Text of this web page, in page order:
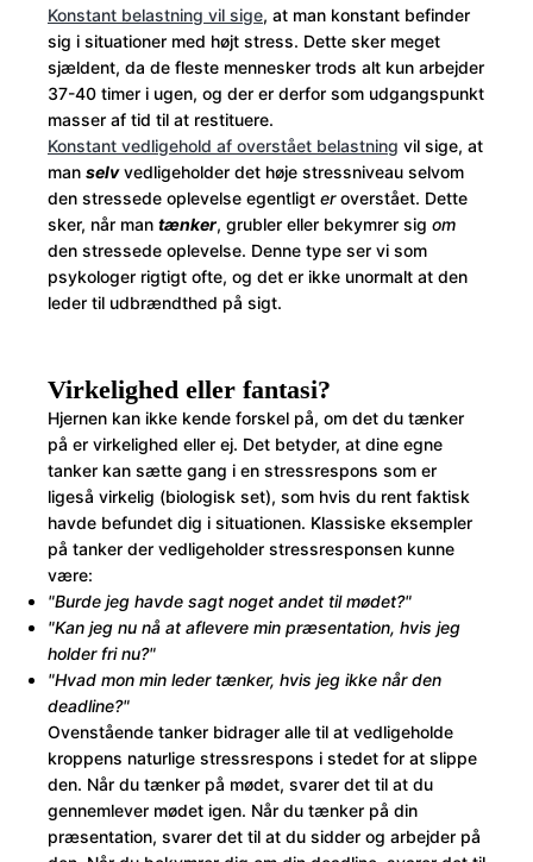
Konstant belastning vil sige, at man konstant befinder
sig i situationer med højt stress. Dette sker meget
sjældent, da de fleste mennesker trods alt kun arbejder
37-40 timer i ugen, og der er derfor som udgangspunkt
masser af tid til at restituere.
Konstant vedligehold af overstået belastning vil sige, at
man selv vedligeholder det høje stressniveau selvom
den stressede oplevelse egentligt eroverstået. Dette
sker, når man tænker, grubler eller bekymrer sig om
den stressede oplevelse. Denne type ser vi som
psykologer rigtigt ofte, og det er ikke unormalt at den
leder til udbrændthed på sigt.
Virkelighed eller fantasi?
Hjernen kan ikke kende forskel på, om det du tænker
på er virkelighed eller ej. Det betyder, at dine egne
tanker kan sætte gang i en stressrespons som er
ligeså virkelig (biologisk set), som hvis du rent faktisk
havde befundet dig i situationen. Klassiske eksempler
på tanker der vedligeholder stressresponsen kunne
være:
"Burde jeg havde sagt noget andet til mødet?"
"Kan jeg nu nå at aflevere min præsentation, hvis jeg
holder fri nu?"
"Hvad mon min leder tænker, hvis jeg ikke når den
deadline?"
Ovenstående tanker bidrager alle til at vedligeholde
kroppens naturlige stressrespons i stedet for at slippe
den. Når du tænker på mødet, svarer det til at du
gennemlever mødet igen. Når du tænker på din
præsentation, svarer det til at du sidder og arbejder på